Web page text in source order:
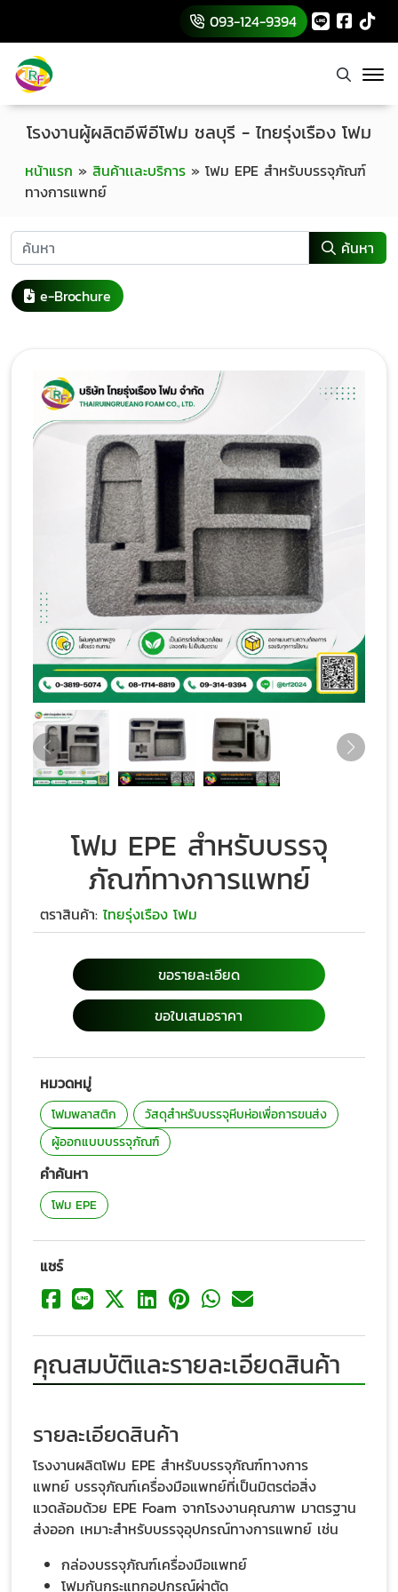
093-124-9394
หน้าแรก » สินค้าเเละบริการ » โฟม EPE สำหรับบรรจุภัณฑ์
ทางการแพทย์
โรงงานผู้ผลิตอีพีอีโฟม ชลบุรี - ไทยรุ่งเรือง โฟม
ค้นหา
e-Brochure
โฟม EPE สำหรับบรรจุ
ภัณฑ์ทางการแพทย์
ตราสินค้า: ไทยรุ่งเรือง โฟม
ขอรายละเอียด
ขอใบเสนอราคา
หมวดหมู่
โฟมพลาสติก
วัสดุสำหรับบรรจุหีบห่อเพื่อการขนส่ง
ผู้ออกแบบบรรจุภัณฑ์
คำค้นหา
โฟม EPE
แชร์
คุณสมบัติและรายละเอียดสินค้า
รายละเอียดสินค้า
โรงงานผลิตโฟม EPE สำหรับบรรจุภัณฑ์ทางการ
แพทย์ บรรจุภัณฑ์เครื่องมือแพทย์ที่เป็นมิตรต่อสิ่ง
แวดล้อมด้วย EPE Foam จากโรงงานคุณภาพ มาตรฐาน
ส่งออก เหมาะสำหรับบรรจุอุปกรณ์ทางการแพทย์ เช่น
กล่องบรรจุภัณฑ์เครื่องมือแพทย์
โฟมกันกระแทกอุปกรณ์ผ่าตัด